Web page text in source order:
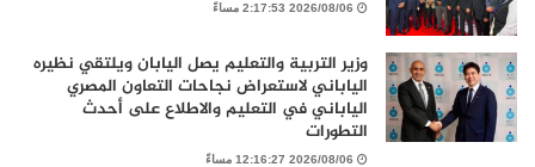
2026/08/06 2:17:53 مساءً
وزير التربية والتعليم يصل اليابان ويلتقي نظيره
الياباني لاستعراض نجاحات التعاون المصري
الياباني في التعليم والاطلاع على أحدث
التطورات
2026/08/06 12:16:27 مساءً